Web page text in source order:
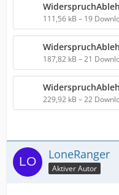
111,56 kB – 19
187,82 kB – 21
229,92 kB – 22
LoneRanger
Aktiver Autor